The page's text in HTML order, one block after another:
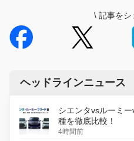
\ 記事をシ
ヘッドラインニュース
シエンタvsルーミ
種を徹底比較！
4時間前